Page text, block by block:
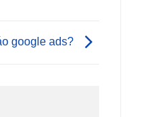
google ads?